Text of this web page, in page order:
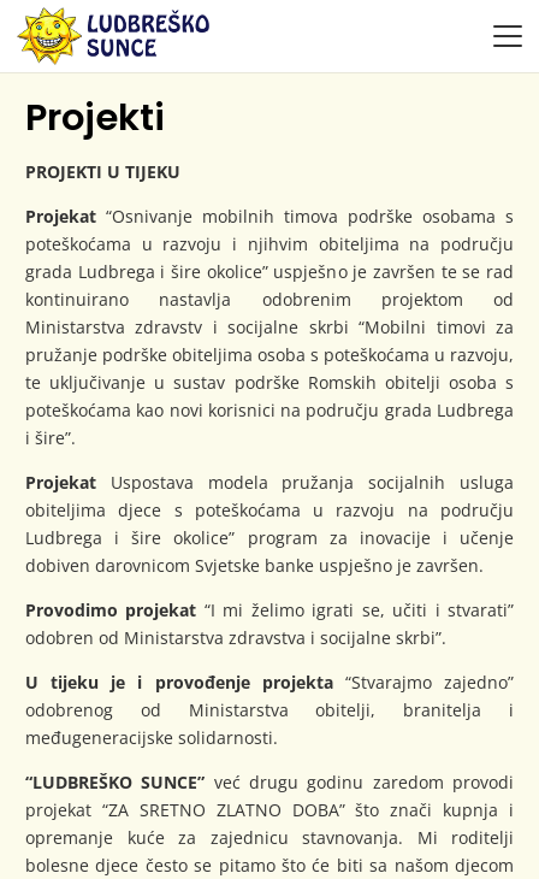
Projekti
PROJEKTI U TIJEKU
Projekat “Osnivanje mobilnih timova podrške osobama s
poteškoćama u razvoju i njihvim obiteljima na području
grada Ludbrega i šire okolice” uspješno je završen te se rad
kontinuirano nastavlja odobrenim projektom od
Ministarstva zdravstv i socijalne skrbi “Mobilni timovi za
pružanje podrške obiteljima osoba s poteškoćama u razvoju,
te uključivanje u sustav podrške Romskih obitelji osoba s
poteškoćama kao novi korisnici na području grada Ludbrega
i šire”.
Projekat Uspostava modela pružanja socijalnih usluga
obiteljima djece s poteškoćama u razvoju na području
Ludbrega i šire okolice” program za inovacije i učenje
dobiven darovnicom Svjetske banke uspješno je završen.
Provodimo projekat “I mi želimo igrati se, učiti i stvarati”
odobren od Ministarstva zdravstva i socijalne skrbi”.
U tijeku je i provođenje projekta“Stvarajmo zajedno”
odobrenog od Ministarstva obitelji, branitelja i
međugeneracijske solidarnosti.
“LUDBREŠKO SUNCE” već drugu godinu zaredom provodi
projekat “ZA SRETNO ZLATNO DOBA” što znači kupnja i
opremanje kuće za zajednicu stavnovanja. Mi roditelji
bolesne djece često se pitamo što će biti sa našom djecom